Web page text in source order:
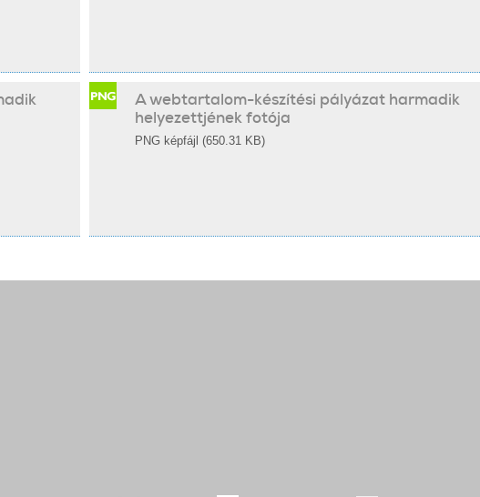
A webtartalom-készítési pályázat harmadik
helyezettjének fotója
PNG képfájl (650.31 KB)